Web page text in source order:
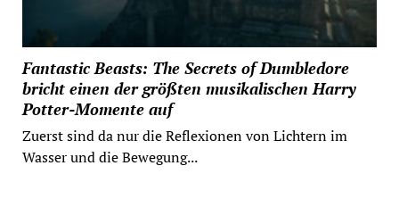
Fantastic Beasts: The Secrets of Dumbledore
bricht einen der größten musikalischen Harry
Potter-Momente auf
Zuerst sind da nur die Reflexionen von Lichtern im
Wasser und die Bewegung...